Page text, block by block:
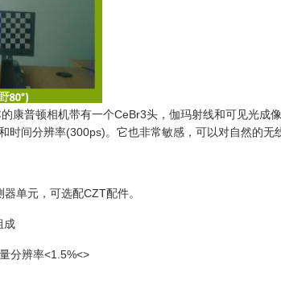
康普顿相机带有一个CeBr3头，伽玛射线和可见光成
间分辨率(300ps)。它也非常敏感，可以对自然的无
单元，可选配CZT配件。
成
分辨率<1.5%<>